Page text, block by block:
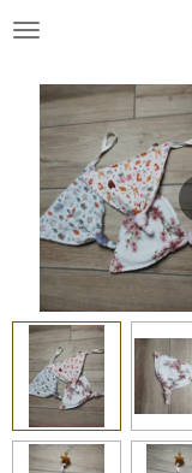
Ga
naar
hoofdinhoud